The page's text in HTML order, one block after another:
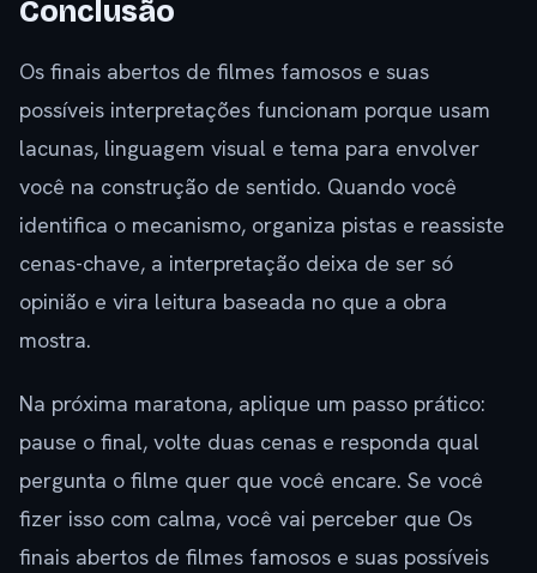
Conclusão
Os finais abertos de filmes famosos e suas
possíveis interpretações funcionam porque usam
lacunas, linguagem visual e tema para envolver
você na construção de sentido. Quando você
identifica o mecanismo, organiza pistas e reassiste
cenas-chave, a interpretação deixa de ser só
opinião e vira leitura baseada no que a obra
mostra.
Na próxima maratona, aplique um passo prático:
pause o final, volte duas cenas e responda qual
pergunta o filme quer que você encare. Se você
fizer isso com calma, você vai perceber que Os
finais abertos de filmes famosos e suas possíveis